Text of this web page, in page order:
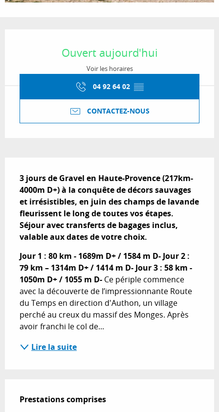
Ouvert aujourd'hui
Voir les horaires
04 92 64 02 ▒▒
CONTACTEZ-NOUS
3 jours de Gravel en Haute-Provence (217km-
4000m D+) à la conquête de décors sauvages
et irrésistibles, en juin des champs de lavande
fleurissent le long de toutes vos étapes.
Séjour avec transferts de bagages inclus,
valable aux dates de votre choix.
Jour 1 : 80 km - 1689m D+ / 1584 m D- Jour 2 :
79 km – 1314m D+ / 1414 m D- Jour 3 : 58 km -
1050m D+ / 1055 m D- Ce périple commence
avec la découverte de l’impressionnante Route
du Temps en direction d'Authon, un village
perché au creux du massif des Monges. Après
avoir franchi le col de...
Lire la suite
Prestations comprises
Prestations comprises